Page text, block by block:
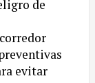
de
evitar